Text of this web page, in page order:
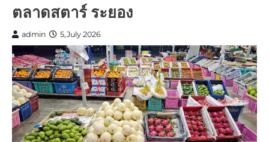
ตลาดสตาร์ ระยอง
admin 5,July 2026